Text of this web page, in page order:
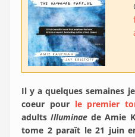
Il y a quelques semaines
coeur pour le premier
adultsIlluminae de Amie
tome 2 paraît le 21 juin